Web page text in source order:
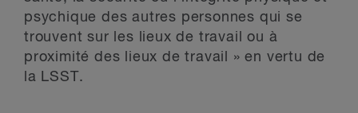
psychique des autres personnes qui se
trouvent sur les lieux de travail ou à
proximité des lieux de travail » en vertu de
la LSST.